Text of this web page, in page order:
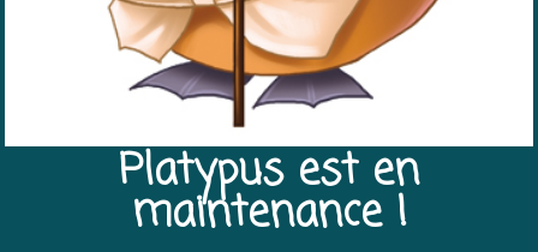
Platypus est en
maintenance !